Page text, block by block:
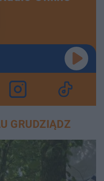
GRUDZIĄDZ